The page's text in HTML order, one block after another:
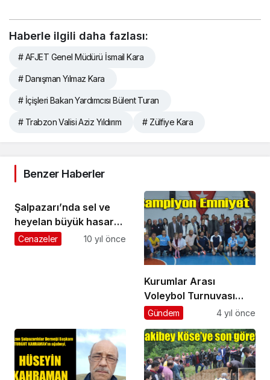
Haberle ilgili daha fazlası:
# AFJET Genel Müdürü İsmail Kara
# Danışman Yılmaz Kara
# İçişleri Bakan Yardımcısı Bülent Turan
# Trabzon Valisi Aziz Yıldırım # Zülfiye Kara
Benzer Haberler
Şalpazarı’nda sel ve
heyelan büyük hasara
yol açtı
Cenazeler 10 yıl önce
Kurumlar Arası
Voleybol Turnuvası
final maçıyla sona erdi
Gündem 4 yıl önce